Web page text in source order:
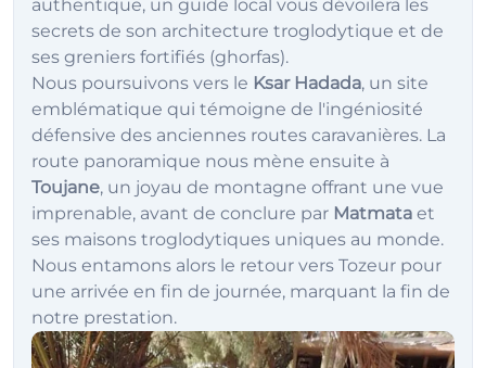
authentique, un guide local vous dévoilera les
secrets de son architecture troglodytique et de
ses greniers fortifiés (ghorfas).
Nous poursuivons vers le Ksar Hadada, un site
emblématique qui témoigne de l'ingéniosité
défensive des anciennes routes caravanières. La
route panoramique nous mène ensuite à
Toujane, un joyau de montagne offrant une vue
imprenable, avant de conclure par Matmata et
ses maisons troglodytiques uniques au monde.
Nous entamons alors le retour vers Tozeur pour
une arrivée en fin de journée, marquant la fin de
notre prestation.